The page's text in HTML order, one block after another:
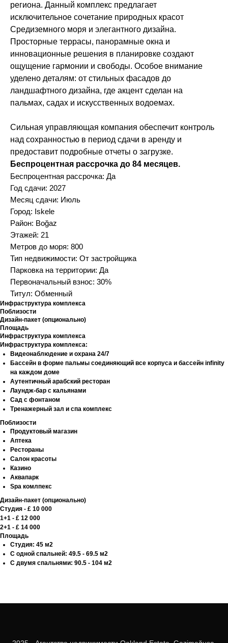
региона. Данный комплекс предлагает
исключительное сочетание природных красот
Средиземного моря и элегантного дизайна.
Просторные террасы, панорамные окна и
инновационные решения в планировке создают
ощущение гармонии и свободы. Особое внимание
уделено деталям: от стильных фасадов до
ландшафтного дизайна, где акцент сделан на
пальмах, садах и искусственных водоемах.
Сильная управляющая компания обеспечит контроль
над сохранностью в период сдачи в аренду и
предоставит подробные отчеты о загрузке.
Беспроцентная рассрочка до 84 месяцев.
Беспроцентная рассрочка: Да
Год сдачи: 2027
Месяц сдачи: Июль
Город: Iskele
Район: Boğaz
Этажей: 21
Метров до моря: 800
Тип недвижимости: От застройщика
Парковка на территории: Да
Первоначальный взнос: 30%
Титул: Обменный
Инфраструктура комплекса
Поблизости
Дизайн-пакет (опционально)
Площадь
Инфраструктура комплекса
Инфраструктура комплекса:
Видеонаблюдение и охрана 24/7
Бассейн в форме пальмы соединяющий все корпуса и бассейн infinity
на каждом доме
Аутентичный арабский ресторан
Лаундж-бар с кальянами
Сад с фонтаном
Тренажерный зал и спа комплекс
Поблизости
Продуктовый магазин
Аптека
Рестораны
Салон красоты
Казино
Аквапарк
Spa комлпекс
Дизайн-пакет (опционально)
Студия - £ 10 000
1+1 - £ 12 000
2+1 - £ 14 000
Площадь
Студия: 45 м2
С одной спальней: 49.5 - 69.5 м2
С двумя спальнями: 90.5 - 104 м2